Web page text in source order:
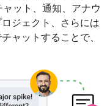
ット、通知、アナウ
ジェクト、さらには
ャットすることで、